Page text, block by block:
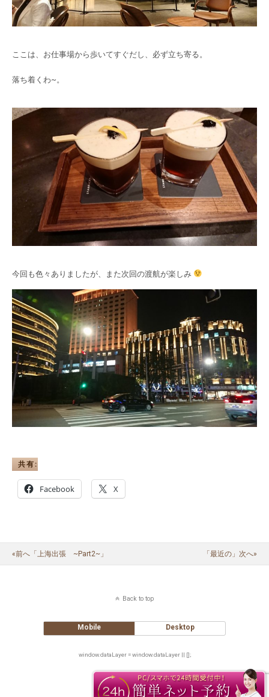
ここは、お仕事場から歩いてすぐだし、必ず立ち寄る。
落ち着くわ~。
今回も色々ありましたが、また次回の渡航が楽しみ
共有:
Facebook X
«前へ「上海出張 ~part2~」 「最近の」次へ»
Back to top
Mobile Desktop
window.dataLayer = window.dataLayer || [];